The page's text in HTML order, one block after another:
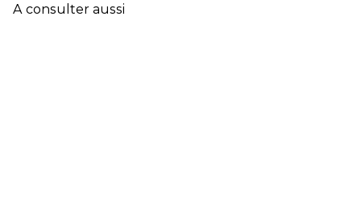
A consulter aussi